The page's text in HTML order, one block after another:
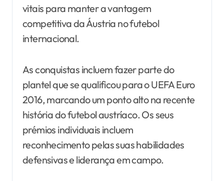
vitais para manter a vantagem
competitiva da Áustria no futebol
internacional.
As conquistas incluem fazer parte do
plantel que se qualificou para o UEFA Euro
2016, marcando um ponto alto na recente
história do futebol austríaco. Os seus
prémios individuais incluem
reconhecimento pelas suas habilidades
defensivas e liderança em campo.